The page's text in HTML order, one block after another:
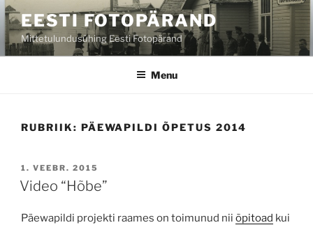
Skip
to
content
EESTI FOTOPÄRAND
Mittetulundusühing Eesti Fotopärand
Menu
RUBRIIK: PÄEWAPILDI ÕPETUS 2014
POSTED
ON
1. VEEBR. 2015
Video “Hõbe”
Päewapildi projekti raames on toimunud nii õpitoad kui